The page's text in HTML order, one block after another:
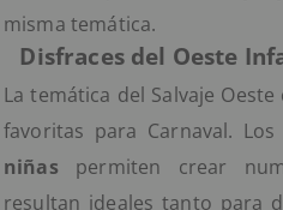
misma temática.
Disfraces del Oeste
La temática del Salvaje
favoritas para Carnaval. Los
niñas permiten crear
resultan ideales tanto para